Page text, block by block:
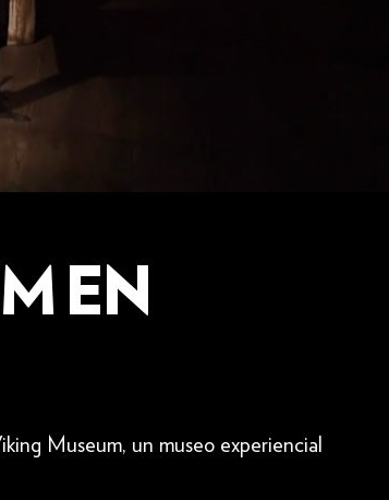
EN
Museum, un museo experiencial